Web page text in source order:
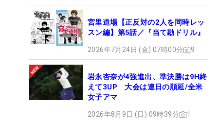
宮里道場【正反対の2人を同時レッ
スン編】第5話／『当て勘ドリル』
2026年7月24日 (金) 07時00分 9
岩永杏奈が4強進出、準決勝は9H終
えて3UP 大会は連日の順延/全米
女子アマ
2026年8月9日 (日) 09時39分 1